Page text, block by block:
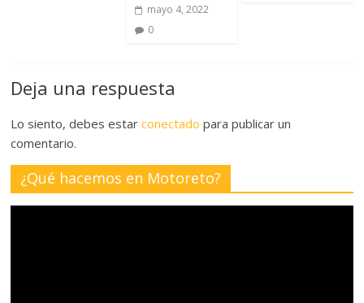
mayo 4, 2022
0
Deja una respuesta
Lo siento, debes estarconectado para publicar un
comentario.
¿Qué hacemos en Motoreto?